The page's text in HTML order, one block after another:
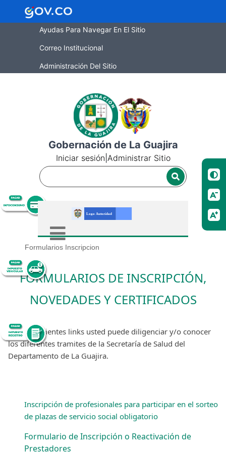
Ayudas Para Navegar En El Sitio
Correo Institucional
Administración Del Sitio
Gobernación de La Guajira
Iniciar sesión Administrar Sitio
Formularios Inscripcion
FORMULARIOS DE INSCRIPCIÓN,
NOVEDADES Y CERTIFICADOS
En los siguientes links usted puede diligenciar y/o conocer
los diferentes tramites de la Secretaría de Salud del
Departamento de La Guajira.
​Inscripción de profesionales para participar en el sorteo
de plazas de servicio social obligatorio​
Formulario de Inscripción o Reactivación de
Prestadores​